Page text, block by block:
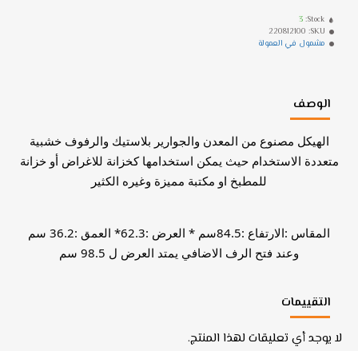
Stock:
3
SKU:
220812100
مشمول في العمولة
الوصف
الهيكل مصنوع من المعدن والجوارير بلاستيك والرفوف خشبية
متعددة الاستخدام حيث يمكن استخدامها كخزانة للاغراض أو خزانة
للمطبخ او مكتبة مميزة وغيره الكثير
المقاس :الارتفاع :84.5سم * العرض :62.3* العمق :36.2 سم
وعند فتح الرف الاضافي يمتد العرض ل 98.5 سم
التقييمات
لا يوجد أي تعليقات لهذا المنتج.